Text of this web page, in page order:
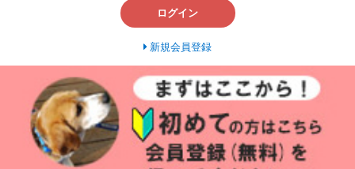
ログイン
新規会員登録